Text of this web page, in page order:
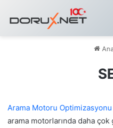
Arama Motoru Optimizasyonu
arama motorlarında daha